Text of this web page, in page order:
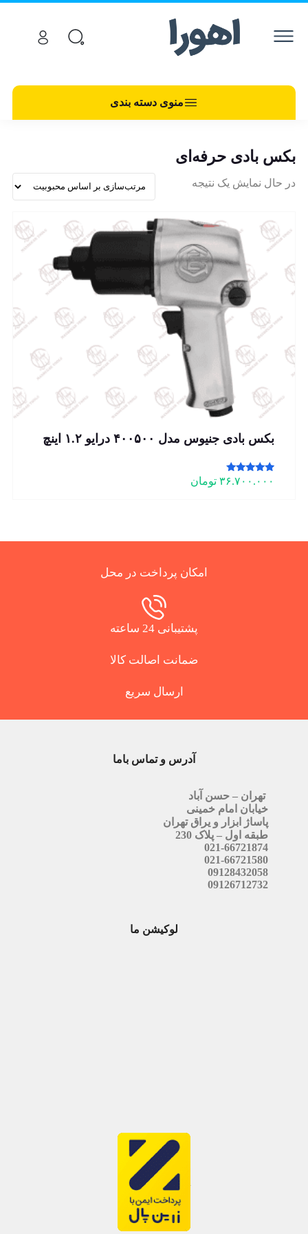
منوی دسته بندی
بکس بادی حرفه‌ای
در حال نمایش یک نتیجه
بکس بادی جنیوس مدل ۴۰۰۵۰۰ درایو ۱.۲ اینچ
امتیاز
۳۶.۷۰۰.۰۰۰ تومان
امکان پرداخت در محل
پشتیبانی 24 ساعته
ضمانت اصالت کالا
ارسال سریع
آدرس و تماس باما
تهران – حسن آباد
خیابان امام خمینی
پاساژ ابزار و یراق تهران
طبقه اول – پلاک 230
021-66721874
021-66721580
09128432058
09126712732
لوکیشن ما